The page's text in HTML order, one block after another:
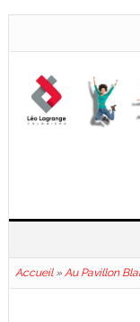
Accueil» Au Pavillon